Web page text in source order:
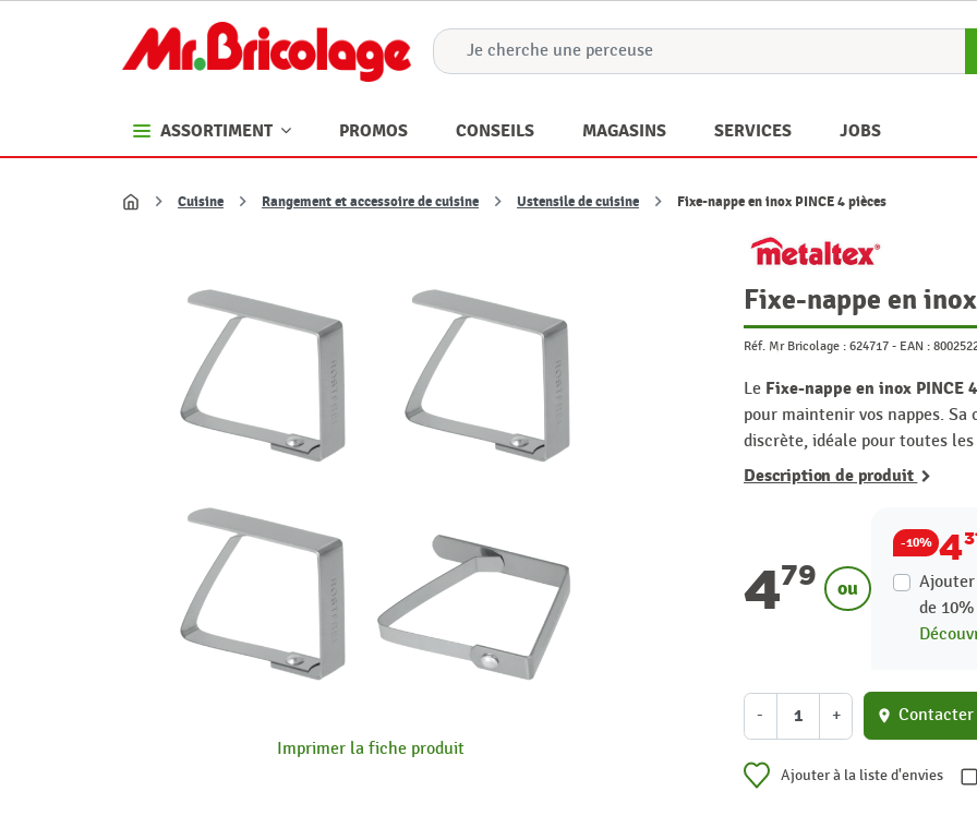
ASSORTIMENT PROMOS CONSEILS MAGASINS SERVICES JOBS
Accueil
Cuisine Rangement et accessoire de cuisine Ustensile de cuisine Fixe-nappe en inox PINCE 4 pièces
Imprimer la fiche produit
Fixe-nappe en
Réf. Mr Bricolage : 624717 - EAN :
Le Fixe-nappe en inox PINCE
pour maintenir vos nappes.
discrète, idéale pour toutes les
Description de produit
479 ou
-10% 4
de
- + location_on Contacter
Ajouter à la liste d'envies